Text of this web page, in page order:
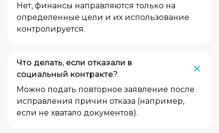
Нет, финансы направляются только на
определенные цели и их использование
контролируется.
Что делать, если отказали в
социальный контракте?
Можно подать повторное заявление после
исправления причин отказа (например,
если не хватало документов).